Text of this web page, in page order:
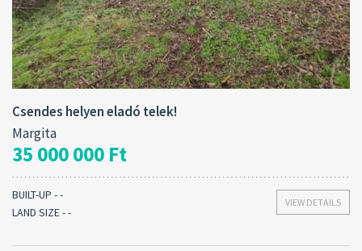
Contract type:
Eladó
Csendes helyen eladó telek!
Margita
35 000 000 Ft
VIEW DETAILS
BUILT-UP - -
LAND SIZE - -